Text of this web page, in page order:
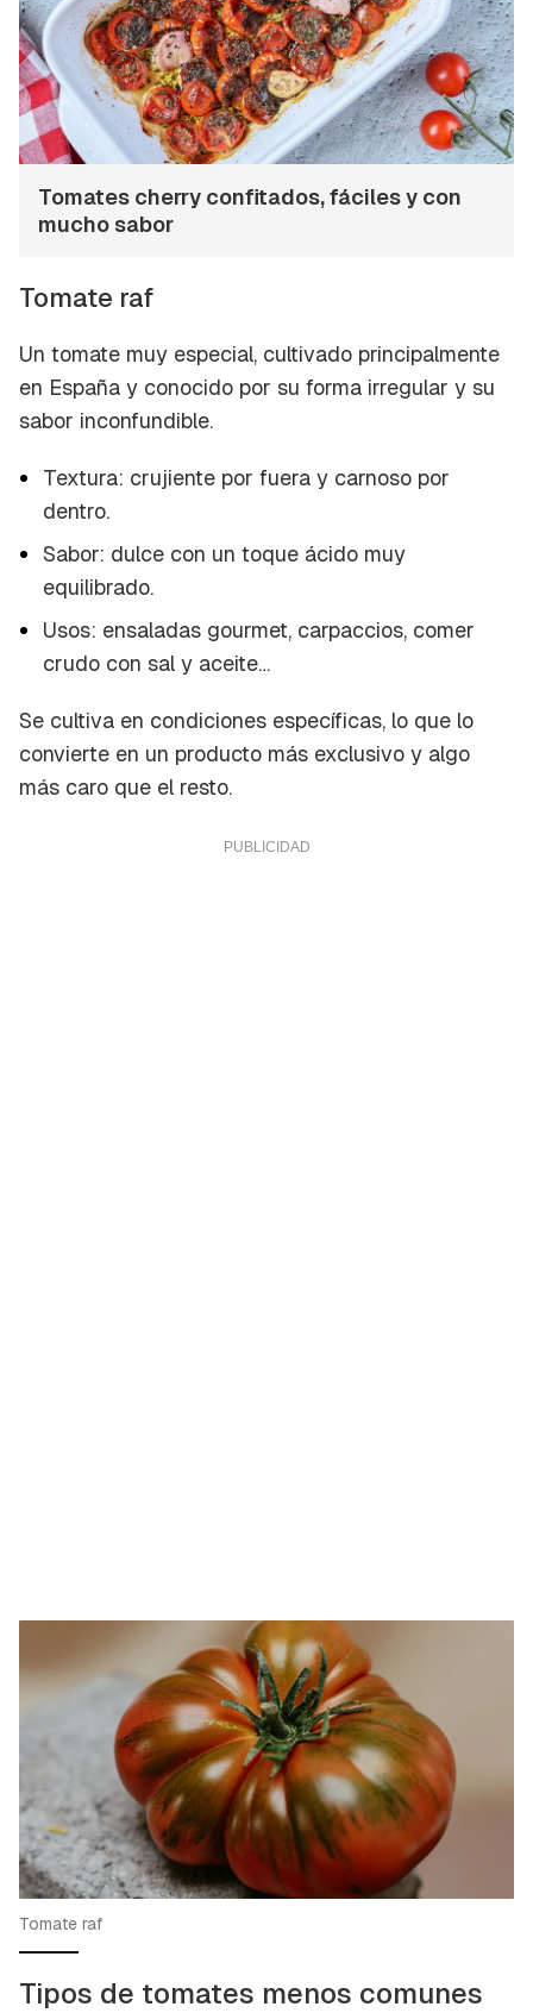
Tomates cherry confitados, fáciles y con
mucho sabor
Tomate raf
Un tomate muy especial, cultivado principalmente
en España y conocido por su forma irregular y su
sabor inconfundible.
Textura: crujiente por fuera y carnoso por
dentro.
Sabor: dulce con un toque ácido muy
equilibrado.
Usos: ensaladas gourmet, carpaccios, comer
crudo con sal y aceite…
Se cultiva en condiciones específicas, lo que lo
convierte en un producto más exclusivo y algo
más caro que el resto.
Tomate raf
Tipos de tomates menos comunes